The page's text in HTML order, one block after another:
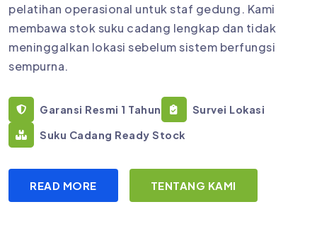
pelatihan operasional untuk staf gedung. Kami
membawa stok suku cadang lengkap dan tidak
meninggalkan lokasi sebelum sistem berfungsi
sempurna.
Garansi Resmi 1 Tahun
Survei Lokasi
Suku Cadang Ready Stock
READ MORE TENTANG KAMI